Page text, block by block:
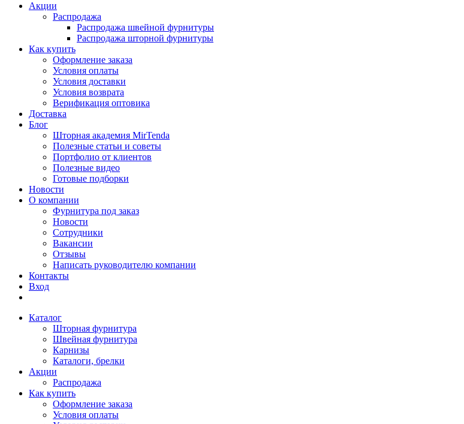
Акции
Распродажа
Распродажа швейной фурнитуры
Распродажа шторной фурнитуры
Как купить
Оформление заказа
Условия оплаты
Условия доставки
Условия возврата
Верификация оптовика
Доставка
Блог
Шторная академия MirTenda
Полезные статьи и советы
Портфолио от клиентов
Полезные видео
Готовые подборки
Новости
О компании
Фурнитура под заказ
Новости
Сотрудники
Вакансии
Отзывы
Написать руководителю компании
Контакты
Вход
Каталог
Шторная фурнитура
Швейная фурнитура
Карнизы
Каталоги, брелки
Акции
Распродажа
Как купить
Оформление заказа
Условия оплаты